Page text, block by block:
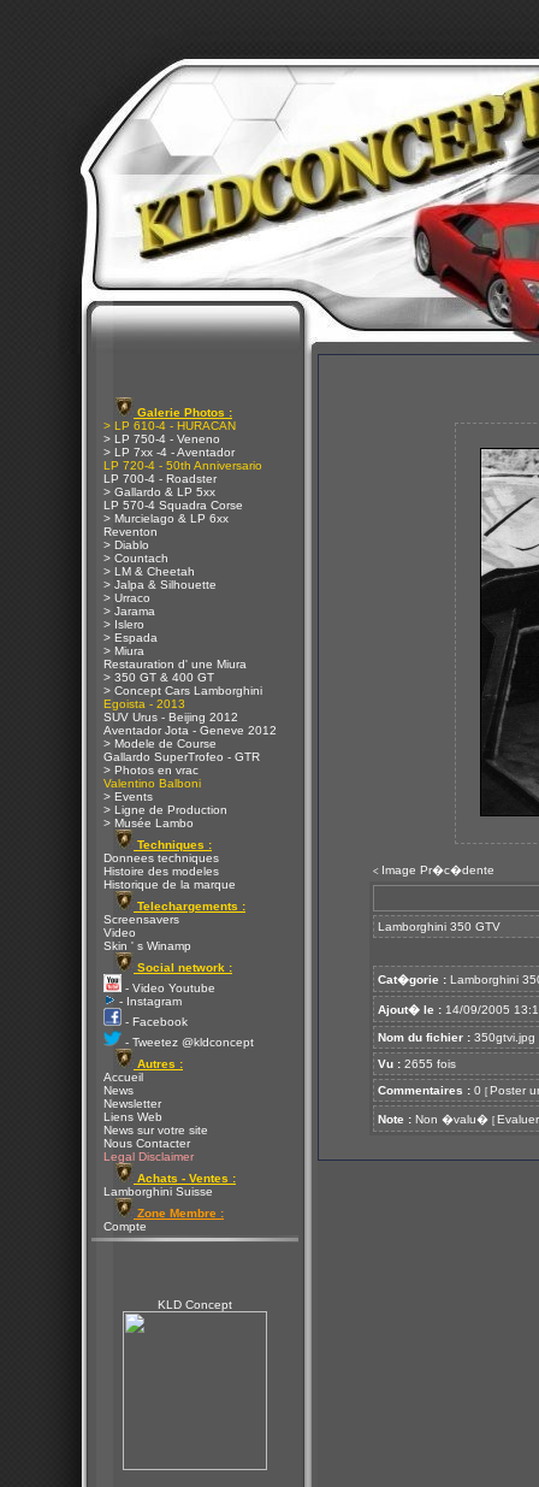
Galerie Photos :
> LP 610-4 - HURACAN
> LP 750-4 - Veneno
> LP 7xx -4 - Aventador
LP 720-4 - 50th Anniversario
LP 700-4 - Roadster
> Gallardo & LP 5xx
LP 570-4 Squadra Corse
> Murcielago & LP 6xx
Reventon
> Diablo
> Countach
> LM & Cheetah
> Jalpa & Silhouette
> Urraco
> Jarama
> Islero
> Espada
> Miura
Restauration d' une Miura
> 350 GT & 400 GT
> Concept Cars Lamborghini
Egoista - 2013
SUV Urus - Beijing 2012
Aventador Jota - Geneve 2012
> Modele de Course
Gallardo SuperTrofeo - GTR
> Photos en vrac
Valentino Balboni
> Events
> Ligne de Production
> Musée Lambo
Techniques :
Donnees techniques
Histoire des modeles
Historique de la marque
Telechargements :
Screensavers
Video
Skin ' s Winamp
Social network :
- Video Youtube
- Instagram
- Facebook
- Tweetez @kldconcept
Autres :
Accueil
News
Newsletter
Liens Web
News sur votre site
Nous Contacter
Legal Disclaimer
Achats - Ventes :
Lamborghini Suisse
Zone Membre :
Compte
KLD Concept
< Image Pr�c�dente
Lamborghini 350 GTV
Cat�gorie : Lamborghini
Ajout� le : 14/09/2005
Nom du fichier : 350gtvi.jpg
Vu : 2655 fois
Commentaires : 0 [ Poster
Note : Non �valu� [ Evaluer